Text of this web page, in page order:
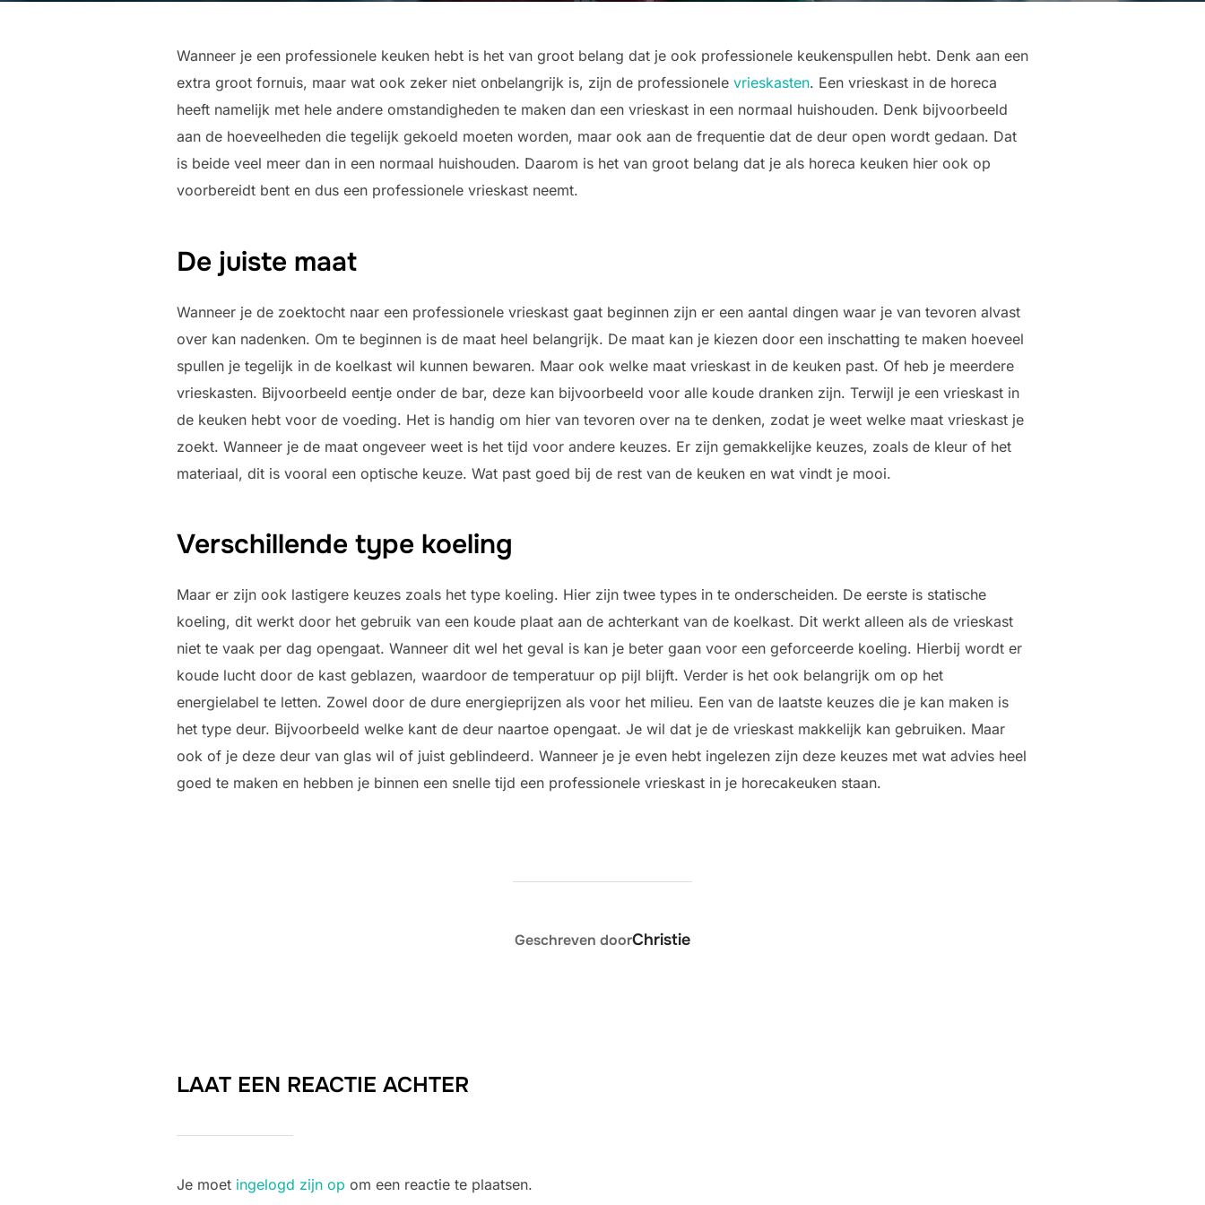
Wanneer je een professionele keuken hebt is het van groot belang dat je ook professionele keukenspullen hebt. Denk aan een
extra groot fornuis, maar wat ook zeker niet onbelangrijk is, zijn de professionele vrieskasten. Een vrieskast in de horeca
heeft namelijk met hele andere omstandigheden te maken dan een vrieskast in een normaal huishouden. Denk bijvoorbeeld
aan de hoeveelheden die tegelijk gekoeld moeten worden, maar ook aan de frequentie dat de deur open wordt gedaan. Dat
is beide veel meer dan in een normaal huishouden. Daarom is het van groot belang dat je als horeca keuken hier ook op
voorbereidt bent en dus een professionele vrieskast neemt.
De juiste maat
Wanneer je de zoektocht naar een professionele vrieskast gaat beginnen zijn er een aantal dingen waar je van tevoren alvast
over kan nadenken. Om te beginnen is de maat heel belangrijk. De maat kan je kiezen door een inschatting te maken hoeveel
spullen je tegelijk in de koelkast wil kunnen bewaren. Maar ook welke maat vrieskast in de keuken past. Of heb je meerdere
vrieskasten. Bijvoorbeeld eentje onder de bar, deze kan bijvoorbeeld voor alle koude dranken zijn. Terwijl je een vrieskast in
de keuken hebt voor de voeding. Het is handig om hier van tevoren over na te denken, zodat je weet welke maat vrieskast je
zoekt. Wanneer je de maat ongeveer weet is het tijd voor andere keuzes. Er zijn gemakkelijke keuzes, zoals de kleur of het
materiaal, dit is vooral een optische keuze. Wat past goed bij de rest van de keuken en wat vindt je mooi.
Verschillende type koeling
Maar er zijn ook lastigere keuzes zoals het type koeling. Hier zijn twee types in te onderscheiden. De eerste is statische
koeling, dit werkt door het gebruik van een koude plaat aan de achterkant van de koelkast. Dit werkt alleen als de vrieskast
niet te vaak per dag opengaat. Wanneer dit wel het geval is kan je beter gaan voor een geforceerde koeling. Hierbij wordt er
koude lucht door de kast geblazen, waardoor de temperatuur op pijl blijft. Verder is het ook belangrijk om op het
energielabel te letten. Zowel door de dure energieprijzen als voor het milieu. Een van de laatste keuzes die je kan maken is
het type deur. Bijvoorbeeld welke kant de deur naartoe opengaat. Je wil dat je de vrieskast makkelijk kan gebruiken. Maar
ook of je deze deur van glas wil of juist geblindeerd. Wanneer je je even hebt ingelezen zijn deze keuzes met wat advies heel
goed te maken en hebben je binnen een snelle tijd een professionele vrieskast in je horecakeuken staan.
BERICHTAUTEUR
Geschreven doorChristie
LAAT EEN REACTIE ACHTER
Je moet ingelogd zijn op om een reactie te plaatsen.